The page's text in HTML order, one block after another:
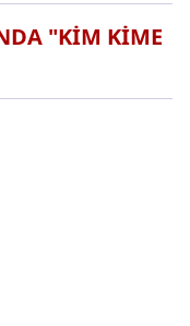
"KİM KİME